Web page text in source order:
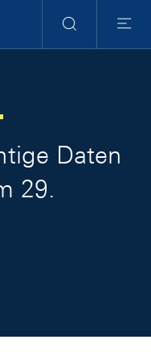
Suche
Menu
Daten
29.